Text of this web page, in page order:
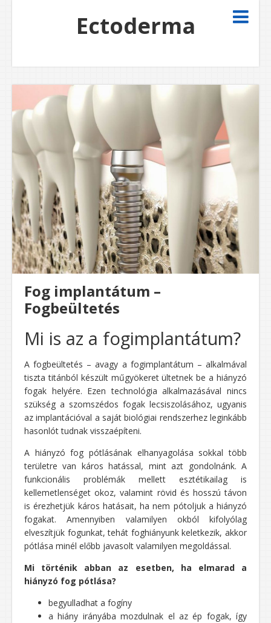
Ectoderma
Fog implantátum –
Fogbeültetés
Mi is az a fogimplantátum?
A fogbeültetés – avagy a fogimplantátum – alkalmával
tiszta titánból készült műgyökeret ültetnek be a hiányzó
fogak helyére. Ezen technológia alkalmazásával nincs
szükség a szomszédos fogak lecsiszolásához, ugyanis
az implantációval a saját biológiai rendszerhez leginkább
hasonlót tudnak visszaépíteni.
A hiányzó fog pótlásának elhanyagolása sokkal több
területre van káros hatással, mint azt gondolnánk. A
funkcionális problémák mellett esztétikailag is
kellemetlenséget okoz, valamint rövid és hosszú távon
is érezhetjük káros hatásait, ha nem pótoljuk a hiányzó
fogakat. Amennyiben valamilyen okból kifolyólag
elveszítjük fogunkat, tehát foghiányunk keletkezik, akkor
pótlása minél előbb javasolt valamilyen megoldással.
Mi történik abban az esetben, ha elmarad a
hiányzó fog pótlása?
begyulladhat a fogíny
a hiány irányába mozdulnak el az ép fogak, így